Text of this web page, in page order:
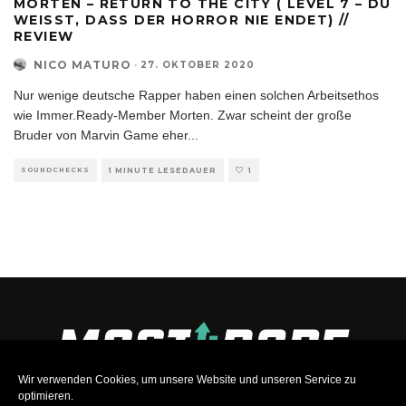
Wir verwenden Cookies, um unsere Website und unseren Service zu
optimieren.
MORTEN – RETURN TO THE CITY ( LEVEL 7 – DU
WEISST, DASS DER HORROR NIE ENDET) // R
EVIEW
NICO MATURO · 27. OKTOBER 2020
Nur wenige deutsche Rapper haben einen solchen Arbeitsethos
wie Immer.Ready-Member Morten. Zwar scheint der große
Bruder von Marvin Game eher...
SOUNDCHECKS 1 MINUTE LESEDAUER 1